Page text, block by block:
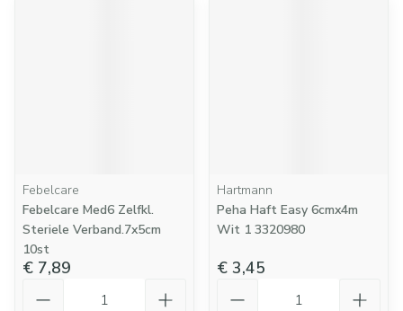
Febelcare
Febelcare Med6 Zelfkl.
Steriele Verband.7x5cm
10st
€ 7,89
Hartmann
Peha Haft Easy 6cmx4m
Wit 1 3320980
€ 3,45